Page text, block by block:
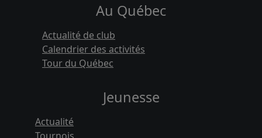
Au Québec
Actualité de club
Calendrier des activités
Tour du Québec
Jeunesse
Actualité
Tournois